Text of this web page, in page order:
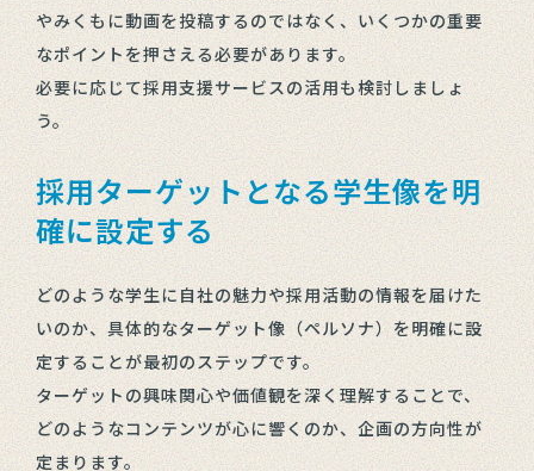
やみくもに動画を投稿するのではなく、いくつかの重要
なポイントを押さえる必要があります。
必要に応じて採用支援サービスの活用も検討しましょ
う。
採用ターゲットとなる学生像を明
確に設定する
どのような学生に自社の魅力や採用活動の情報を届けた
いのか、具体的なターゲット像（ペルソナ）を明確に設
定することが最初のステップです。
ターゲットの興味関心や価値観を深く理解することで、
どのようなコンテンツが心に響くのか、企画の方向性が
定まります。